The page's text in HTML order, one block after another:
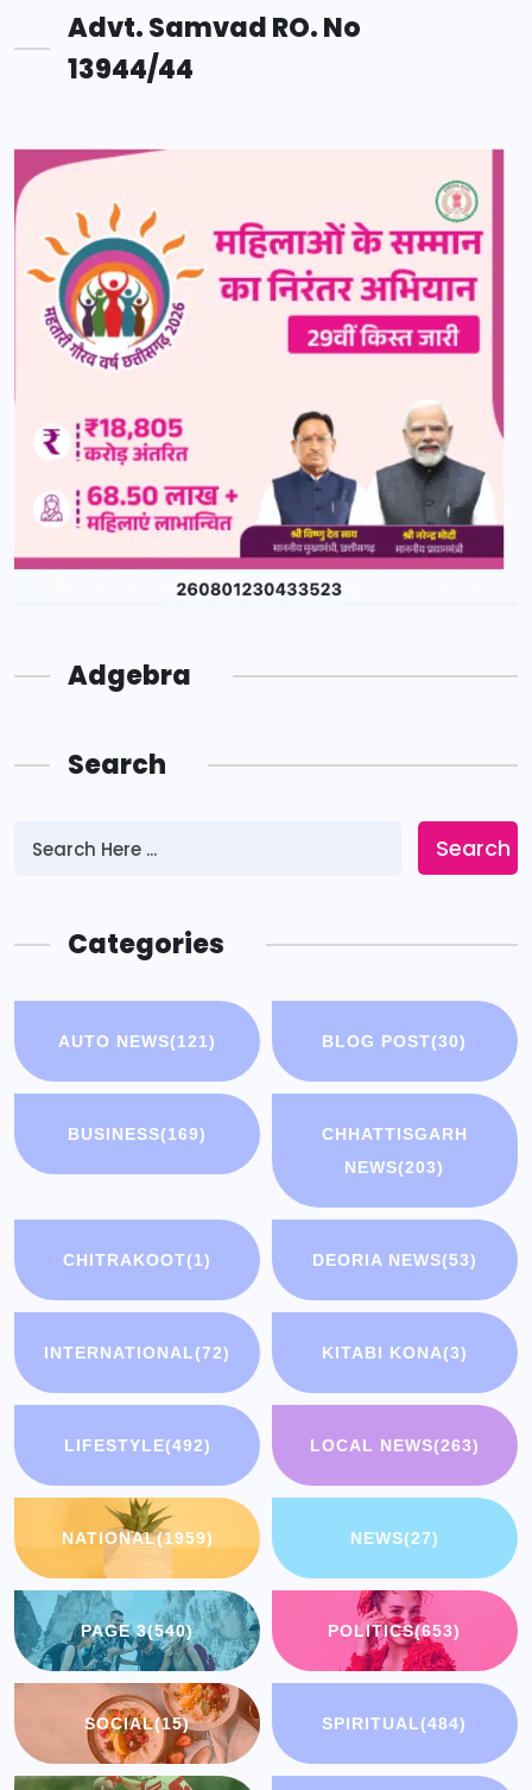
Advt. Samvad RO. No
13944/44
Adgebra
Search
Search
Categories
AUTO NEWS(121) BLOG POST(30)
BUSINESS(169)
CHHATTISGARH
NEWS(203)
CHITRAKOOT(1) DEORIA NEWS(53)
INTERNATIONAL(72) KITABI KONA(3)
LIFESTYLE(492) LOCAL NEWS(263)
NATIONAL(1959) NEWS(27)
PAGE 3(540) POLITICS(653)
SOCIAL(15) SPIRITUAL(484)